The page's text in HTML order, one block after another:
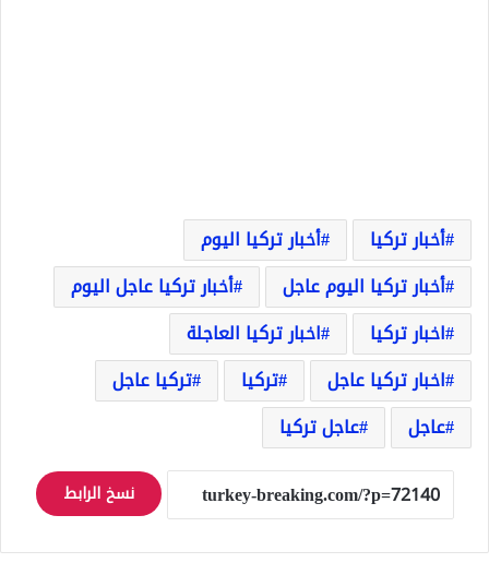
أخبار تركيا
أخبار تركيا اليوم
أخبار تركيا اليوم عاجل
أخبار تركيا عاجل اليوم
اخبار تركيا
اخبار تركيا العاجلة
اخبار تركيا عاجل
تركيا
تركيا عاجل
عاجل
عاجل تركيا
نسخ الرابط